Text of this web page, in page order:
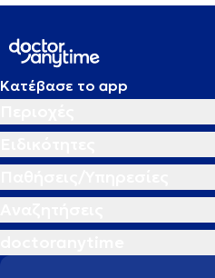
Κατέβασε το app